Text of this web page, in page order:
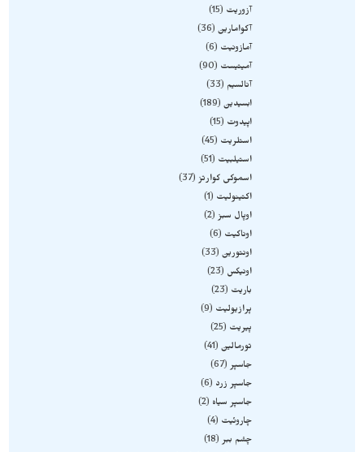
آزوریت
15
آکوامارین 36
آمازونیت
6
آمیتیست
90
آنالسیم
33
ابسیدین 189
اپیدوت
15
استلریت
45
استیلبیت
51
اسموکی کوارتز
37
اکتینولیت
1
اوپال سبز
2
اوناکیت
6
اونتورین 33
اونیکس
23
باریت
23
پرازیولیت
9
پیریت
25
تورمالین 41
جاسپر
67
جاسپر زرد
6
جاسپر سیاه
2
چاروئیت
4
چشم ببر
18